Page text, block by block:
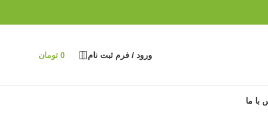
ورود / فرم ثبت نام 0 تومان
با ما